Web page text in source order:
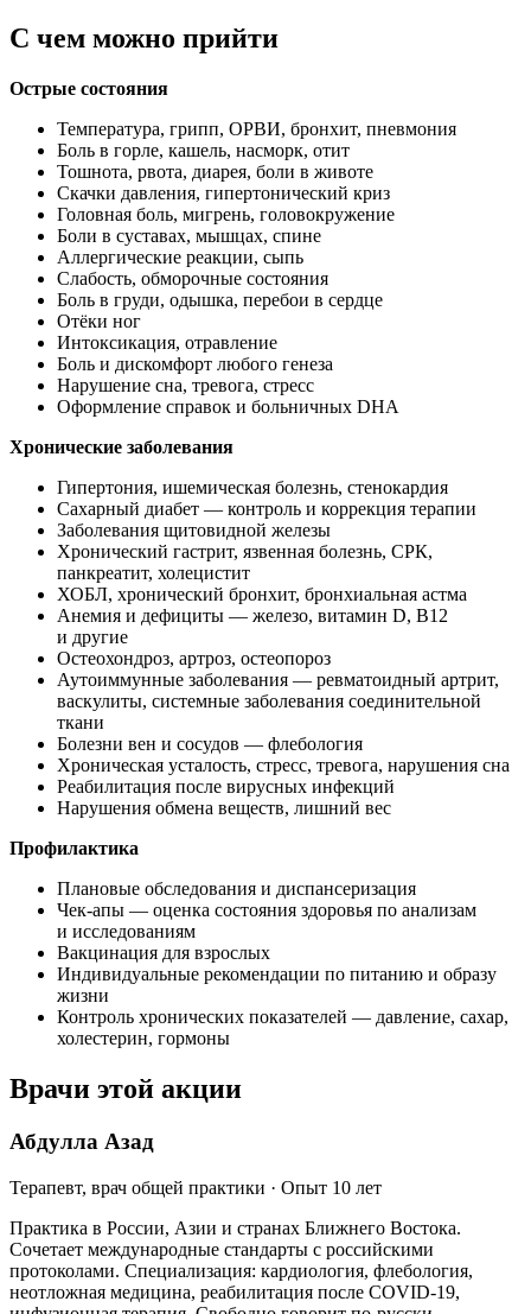
С чем можно прийти
Острые состояния
Температура, грипп, ОРВИ, бронхит, пневмония
Боль в горле, кашель, насморк, отит
Тошнота, рвота, диарея, боли в животе
Скачки давления, гипертонический криз
Головная боль, мигрень, головокружение
Боли в суставах, мышцах, спине
Аллергические реакции, сыпь
Слабость, обморочные состояния
Боль в груди, одышка, перебои в сердце
Отёки ног
Интоксикация, отравление
Боль и дискомфорт любого генеза
Нарушение сна, тревога, стресс
Оформление справок и больничных DHA
Хронические заболевания
Гипертония, ишемическая болезнь, стенокардия
Сахарный диабет — контроль и коррекция терапии
Заболевания щитовидной железы
Хронический гастрит, язвенная болезнь, СРК,
панкреатит, холецистит
ХОБЛ, хронический бронхит, бронхиальная астма
Анемия и дефициты — железо, витамин D, В12
и другие
Остеохондроз, артроз, остеопороз
Аутоиммунные заболевания — ревматоидный артрит,
васкулиты, системные заболевания соединительной
ткани
Болезни вен и сосудов — флебология
Хроническая усталость, стресс, тревога, нарушения сна
Реабилитация после вирусных инфекций
Нарушения обмена веществ, лишний вес
Профилактика
Плановые обследования и диспансеризация
Чек-апы — оценка состояния здоровья по анализам
и исследованиям
Вакцинация для взрослых
Индивидуальные рекомендации по питанию и образу
жизни
Контроль хронических показателей — давление, сахар,
холестерин, гормоны
Врачи этой акции
Абдулла Азад
Терапевт, врач общей практики · Опыт 10 лет
Практика в России, Азии и странах Ближнего Востока.
Сочетает международные стандарты с российскими
протоколами. Специализация: кардиология, флебология,
неотложная медицина, реабилитация после COVID-19,